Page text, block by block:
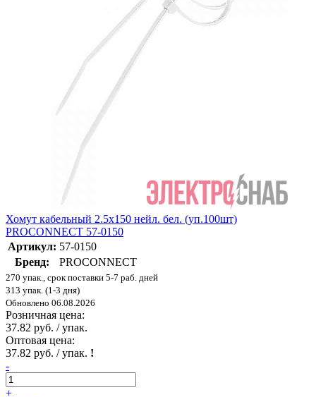
Хомут кабельный 2.5х150 нейл. бел. (уп.100шт)
PROCONNECT 57-0150
Артикул: 57-0150
Бренд:
PROCONNECT
270 упак., срок поставки 5-7 раб. дней
313 упак. (1-3 дня)
Обновлено 06.08.2026
Розничная цена:
37.82 руб. / упак.
Оптовая цена:
37.82 руб. / упак. !
-
+